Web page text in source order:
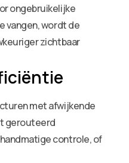
ongebruikelijke
vangen, wordt de
zichtbaar
met afwijkende
gerouteerd
controle, of